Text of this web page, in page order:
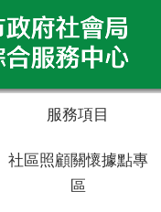
服務項目
社區照顧關懷據點專
區